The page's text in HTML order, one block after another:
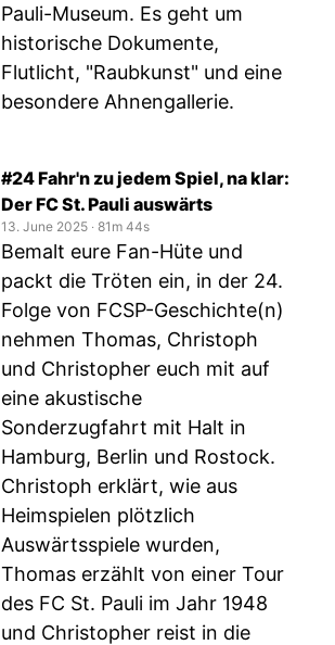
Pauli-Museum. Es geht um
historische Dokumente,
Flutlicht, "Raubkunst" und eine
besondere Ahnengallerie.
#24 Fahr'n zu jedem Spiel, na klar:
Der FC St. Pauli auswärts
13. June 2025 ‧ 81m 44s
Bemalt eure Fan-Hüte und
packt die Tröten ein, in der 24.
Folge von FCSP-Geschichte(n)
nehmen Thomas, Christoph
und Christopher euch mit auf
eine akustische
Sonderzugfahrt mit Halt in
Hamburg, Berlin und Rostock.
Christoph erklärt, wie aus
Heimspielen plötzlich
Auswärtsspiele wurden,
Thomas erzählt von einer Tour
des FC St. Pauli im Jahr 1948
und Christopher reist in die